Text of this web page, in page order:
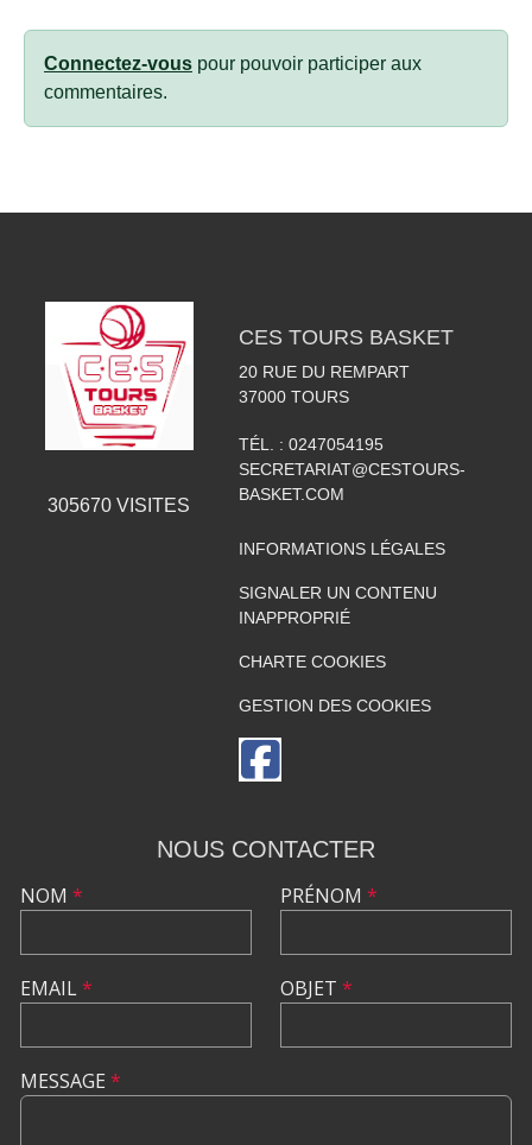
Connectez-vous pour pouvoir participer aux
commentaires.
305670 VISITES
CES TOURS BASKET
20 RUE DU REMPART
37000 TOURS
TÉL. : 0247054195
SECRETARIAT@CESTOURS-
BASKET.COM
INFORMATIONS LÉGALES
SIGNALER UN CONTENU
INAPPROPRIÉ
CHARTE COOKIES
GESTION DES COOKIES
NOUS CONTACTER
NOM *
EMAIL*
PRÉNOM *
OBJET *
MESSAGE *